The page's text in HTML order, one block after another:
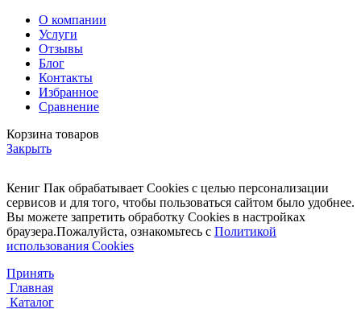
О компании
Услуги
Отзывы
Блог
Контакты
Избранное
Сравнение
Корзина товаров
Закрыть
Кениг Пак обрабатывает Cookies с целью персонализации
сервисов и для того, чтобы пользоваться сайтом было удобнее.
Вы можете запретить обработку Cookies в настройках
браузера.Пожалуйста, ознакомьтесь с Политикой
использования Cookies
Принять
Главная
Каталог